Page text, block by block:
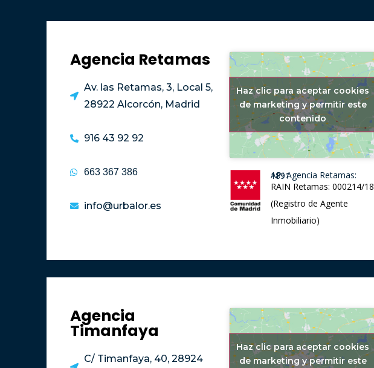
Agencia Retamas
Av. las Retamas, 3, Local 5,
28922 Alcorcón, Madrid
916 43 92 92
663 367 386
info@urbalor.es
Haz clic para aceptar cookies
de marketing y permitir este
contenido
API Agencia Retamas: 1891
RAIN Retamas: 000214/18
(Registro de Agente
Inmobiliario)
Agencia
Timanfaya
C/ Timanfaya, 40, 28924
Haz clic para aceptar cookies
de marketing y permitir este